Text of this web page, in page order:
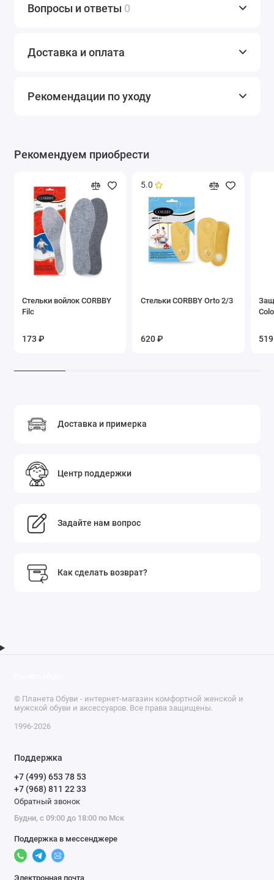
Вопросы и ответы 0
Доставка и оплата
Рекомендации по уходу
Рекомендуем приобрести
Стельки войлок CORBBY
Filc
173 ₽
5.0
Стельки CORBBY Orto 2/3
620 ₽
Доставка и примерка
Центр поддержки
Задайте нам вопрос
Как сделать возврат?
© Планета Обуви - интернет-магазин комфортной женской и
мужской обуви и аксессуаров. Все права защищены.
1996-2026
Поддержка
+7 (499) 653 78 53
+7 (968) 811 22 33
Обратный звонок
Будни, с 09:00 до 18:00 по Мск
Поддержка в мессенджере
Электронная почта